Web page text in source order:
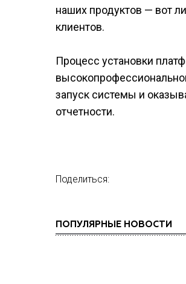
наших продуктов — вот
клиентов.
Процесс установки
запуск системы и
отчетности.
Поделиться:
ПОПУЛЯРНЫЕ НОВОСТИ